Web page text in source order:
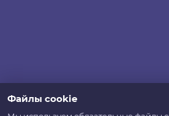
Файлы cookie